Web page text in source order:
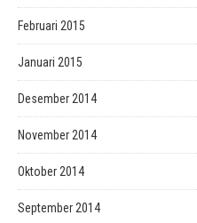
Februari 2015
Januari 2015
Desember 2014
November 2014
Oktober 2014
September 2014